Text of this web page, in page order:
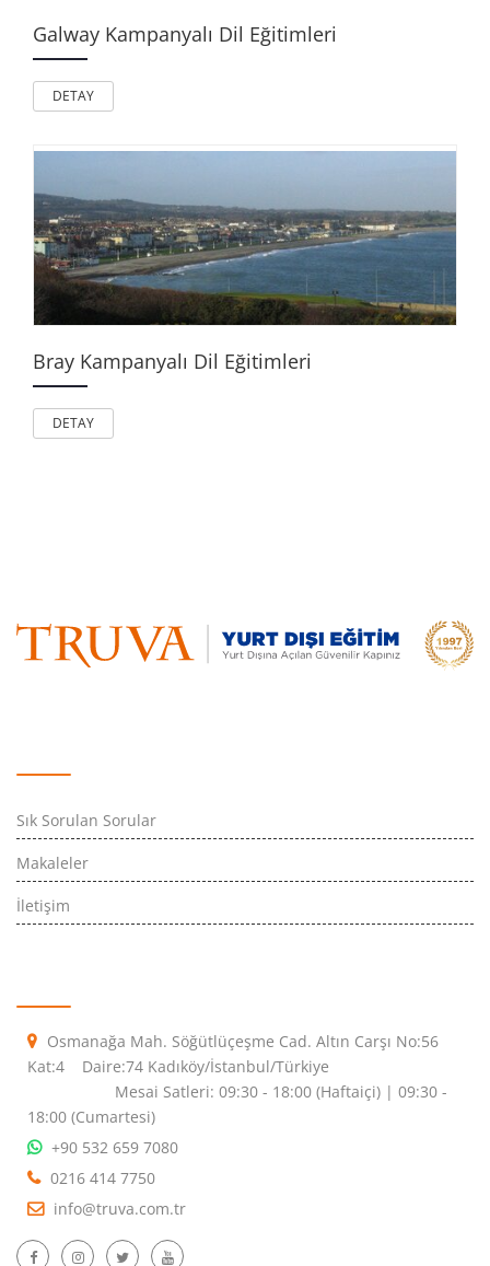
Galway Kampanyalı Dil Eğitimleri
DETAY
Bray Kampanyalı Dil Eğitimleri
DETAY
Sık Sorulan Sorular
Makaleler
İletişim
Osmanağa Mah. Söğütlüçeşme Cad. Altın Carşı No:56
Kat:4 Daire:74 Kadıköy/İstanbul/Türkiye
Mesai Satleri: 09:30 - 18:00 (Haftaiçi) | 09:30 -
18:00 (Cumartesi)
+90 532 659 7080
0216 414 7750
info@truva.com.tr